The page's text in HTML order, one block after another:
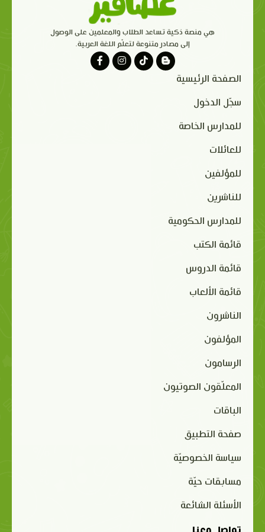
هي منصة ذكية تساعد الطلاب والمعلمين على الوصول
إلى مصادر متنوعة لتعلّم اللغة العربية.
الصفحة الرئيسية
سجّل الدخول
للمدارس الخاصة
للعائلات
للمؤلفين
للناشرين
للمدارس الحكومية
قائمة الكتب
قائمة الدروس
قائمة الألعاب
الناشرون
المؤلفون
الرسامون
المعلّقون الصوتيون
الباقات
صفحة التطبيق
سياسة الخصوصيّة
مسابقات حيّة
الأسئلة الشائعة